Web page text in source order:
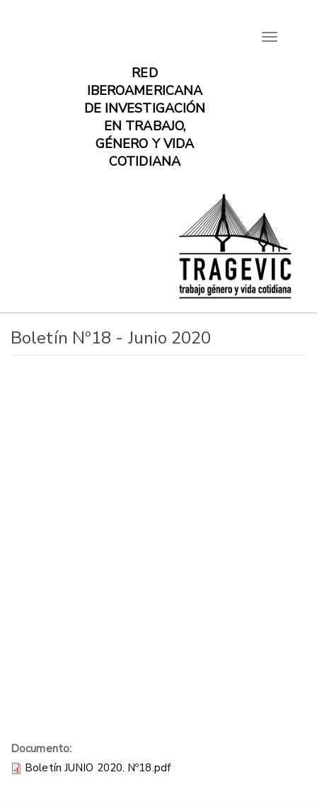
RED
IBEROAMERICANA
DE INVESTIGACIÓN
EN TRABAJO,
GÉNERO Y VIDA
COTIDIANA
Toggle
Boletín Nº18 - Junio 2020
Documento:
Boletín JUNIO 2020. Nº18.pdf